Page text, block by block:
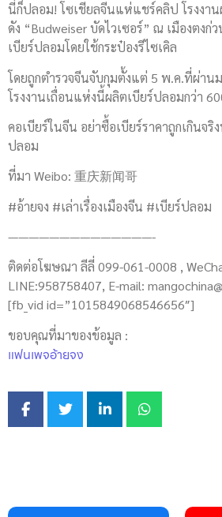
นี่ก็ปลอม! โซเชียลจีนแห่แชร์คลิป โรงงา
ดัง “Budweiser บัดไวเซอร์” ณ เมืองตง
เบียร์ปลอมโดยใช้กระป๋องรีไซเคิล
โดยถูกตำรวจจีนจับกุมตั้งแต่ 5 พ.ค.ที่ผ่านม
โรงงานเถื่อนแห่งนี้ผลิตเบียร์ปลอมกว่า
คอเบียร์ในจีน อย่าซื้อเบียร์ราคาถูกเกินจริ
ปลอม
ที่มา Weibo: 重庆新闻哥
#อ้ายจง #เล่าเรื่องเมืองจีน #เบียร์ปลอม
——————————————-
ติดต่อโฆษณา ลีลี่ 099-061-0008 ,
LINE:958758407, E-mail:
[fb_vid id=”1015849068546656″]
ขอบคุณที่มาของข้อมูล :
แฟนเพจอ้ายจง